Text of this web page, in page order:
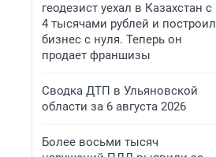
геодезист уехал в Казахстан с
4 тысячами рублей и построил
бизнес с нуля. Теперь он
продает франшизы
Сводка ДТП в Ульяновской
области за 6 августа 2026
Более восьми тысяч